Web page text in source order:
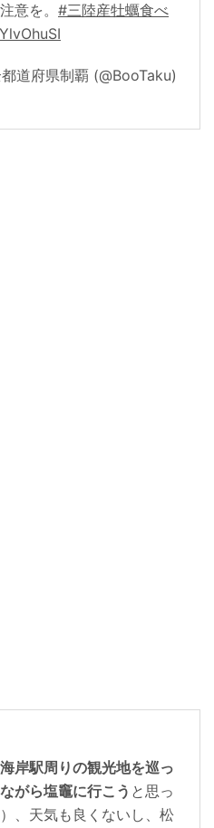
意を。 #三陸産牡蠣食べ
道府県制覇 (@BooTaku)
岸駅周りの観光地を巡っ
がら塩竈に行こう と思っ
、天気も良くないし、松